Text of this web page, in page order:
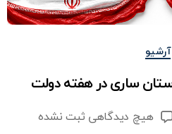
دسته‌هاآرشیو
هیچ دیدگاهی برای
ثبت نشده